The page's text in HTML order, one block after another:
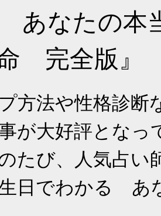
あなたの本
完全版』
方法や性格診断
が大好評となっ
たび、人気占い
生日でわかる あ